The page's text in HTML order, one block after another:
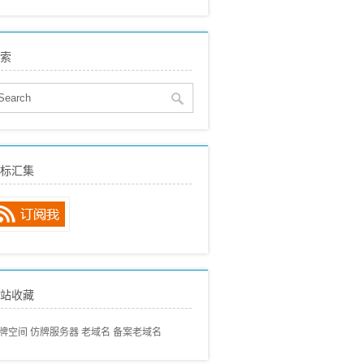
SEO(150)
营销
动态(89)
经验分享(97)
常见问题
外搜索引擎(46)
汇集
收藏
空间 仿牌服务器 老域名 备案老域名